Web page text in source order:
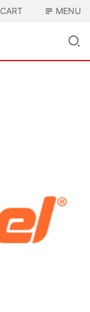
CART MENU